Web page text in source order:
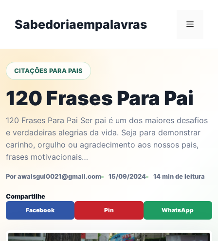
contentSabedoriaempalavras Menu
CITAÇÕES PARA PAIS
120 Frases Para Pai
120 Frases Para Pai Ser pai é um dos maiores desafios
e verdadeiras alegrias da vida. Seja para demonstrar
carinho, orgulho ou agradecimento aos nossos pais,
frases motivacionais…
Por awaisgul0021@gmail.com 15/09/2024 14 min de leitura
Compartilhe
Facebook Pin WhatsApp